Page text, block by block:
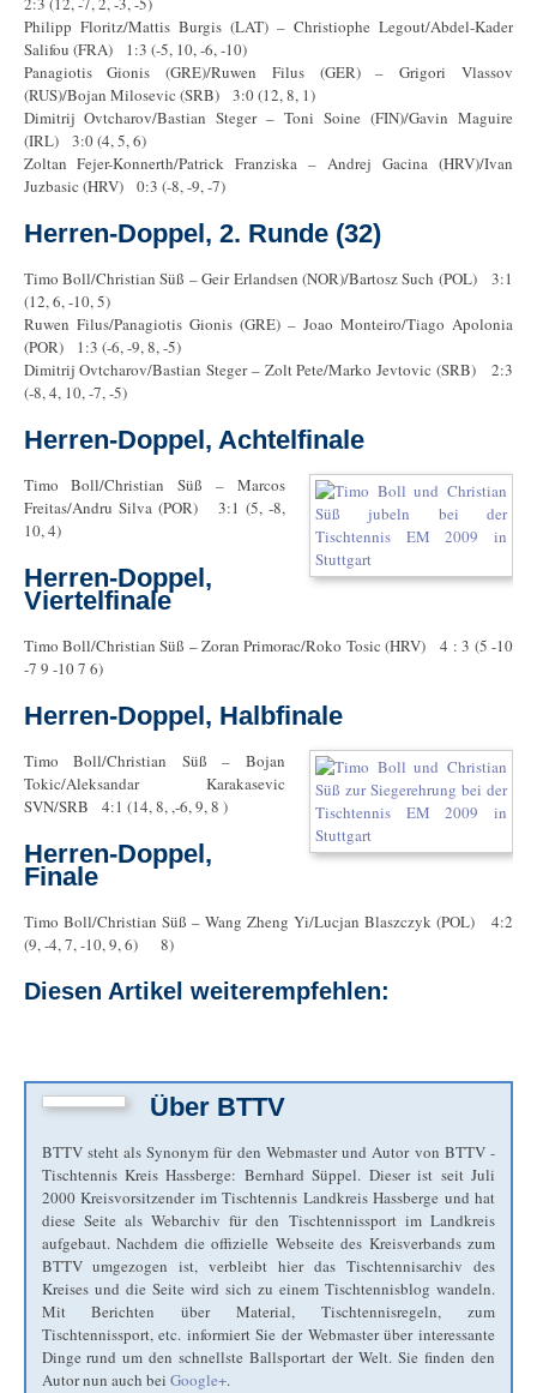
Philipp Floritz/Mattis Burgis (LAT) – Christiophe Legout/Abdel-Kader
Salifou (FRA) 1:3 (-5, 10, -6, -10)
Panagiotis Gionis (GRE)/Ruwen Filus (GER) – Grigori Vlassov
(RUS)/Bojan Milosevic (SRB) 3:0 (12, 8, 1)
Dimitrij Ovtcharov/Bastian Steger – Toni Soine (FIN)/Gavin Maguire
(IRL) 3:0 (4, 5, 6)
Zoltan Fejer-Konnerth/Patrick Franziska – Andrej Gacina (HRV)/Ivan
Juzbasic (HRV) 0:3 (-8, -9, -7)
Herren-Doppel, 2. Runde (32)
Timo Boll/Christian Süß – Geir Erlandsen (NOR)/Bartosz Such (POL) 3:1
(12, 6, -10, 5)
Ruwen Filus/Panagiotis Gionis (GRE) – Joao Monteiro/Tiago Apolonia
(POR) 1:3 (-6, -9, 8, -5)
Dimitrij Ovtcharov/Bastian Steger – Zolt Pete/Marko Jevtovic (SRB) 2:3
(-8, 4, 10, -7, -5)
Herren-Doppel, Achtelfinale
Timo Boll/Christian Süß – Marcos
Freitas/Andru Silva (POR) 3:1 (5, -8,
10, 4)
Herren-Doppel,
Viertelfinale
Timo Boll/Christian Süß – Zoran Primorac/Roko Tosic (HRV) 4 : 3 (5 -10
-7 9 -10 7 6)
Herren-Doppel, Halbfinale
Timo Boll/Christian Süß – Bojan
Tokic/Aleksandar Karakasevic
SVN/SRB 4:1 (14, 8, ,-6, 9, 8 )
Herren-Doppel,
Finale
Timo Boll/Christian Süß – Wang Zheng Yi/Lucjan Blaszczyk (POL) 4:2
(9, -4, 7, -10, 9, 6) 8)
Diesen Artikel weiterempfehlen:
Über BTTV
BTTV steht als Synonym für den Webmaster und Autor von BTTV -
Tischtennis Kreis Hassberge: Bernhard Süppel. Dieser ist seit Juli
2000 Kreisvorsitzender im Tischtennis Landkreis Hassberge und hat
diese Seite als Webarchiv für den Tischtennissport im Landkreis
aufgebaut. Nachdem die offizielle Webseite des Kreisverbands zum
BTTV umgezogen ist, verbleibt hier das Tischtennisarchiv des
Kreises und die Seite wird sich zu einem Tischtennisblog wandeln.
Mit Berichten über Material, Tischtennisregeln, zum
Tischtennissport, etc. informiert Sie der Webmaster über interessante
Dinge rund um den schnellste Ballsportart der Welt. Sie finden den
Autor nun auch bei Google+.